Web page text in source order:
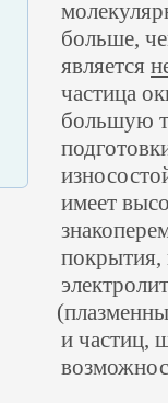
больше,
является
частица
большую
имеет
покрытия,
(
и частиц,